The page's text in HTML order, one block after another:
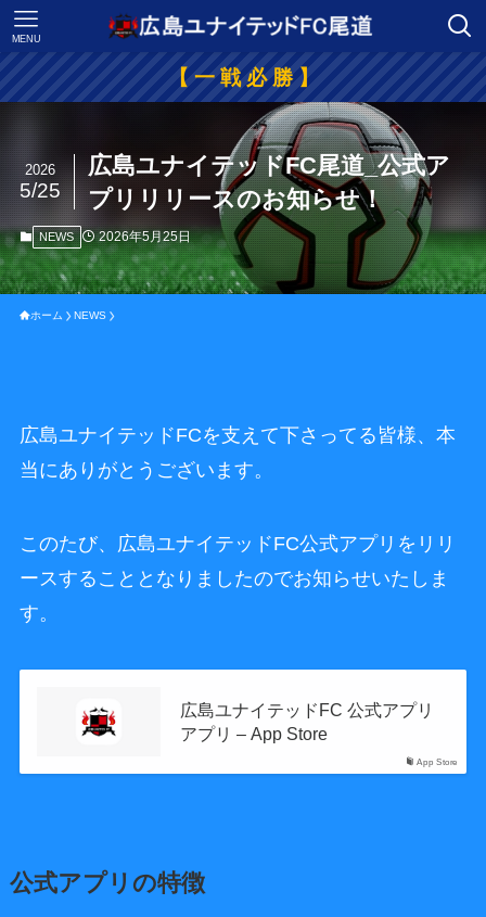
MENU
【 一 戦 必 勝 】
広島ユナイテッドFC尾道_公式ア
プリリリースのお知らせ！
2026
5/25
NEWS 2026年5月25日
ホーム NEWS
広島ユナイテッドFCを支えて下さってる皆様、本
当にありがとうございます。
このたび、広島ユナイテッドFC公式アプリをリリ
ースすることとなりましたのでお知らせいたしま
す。
App Store
広島ユナイテッドFC 公式アプリ
アプリ – App Store
公式アプリの特徴